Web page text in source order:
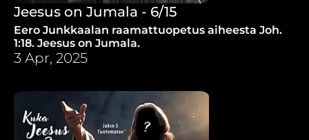
Jeesus on Jumala - 6/15
Eero Junkkaalan raamattuopetus aiheesta Joh.
1:18. Jeesus on Jumala.
3 Apr, 2025